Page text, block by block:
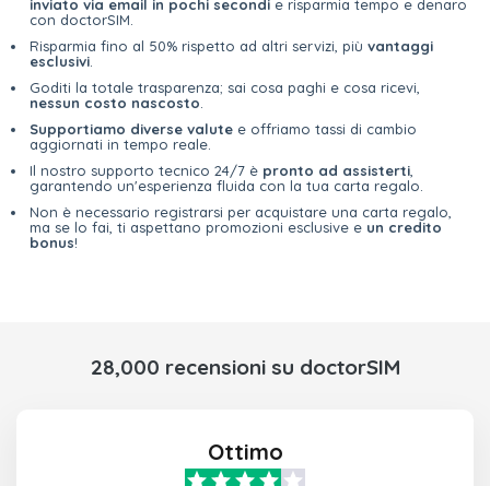
inviato via email in pochi secondi e risparmia tempo e denaro
con doctorSIM.
Risparmia fino al 50% rispetto ad altri servizi, più vantaggi
esclusivi
Goditi la totale trasparenza; sai cosa paghi e cosa ricevi,
nessun costo nascosto
Supportiamo diverse valute e offriamo tassi di cambio
aggiornati in tempo reale.
Il nostro supporto tecnico 24/7 è pronto ad assisterti
garantendo un'esperienza fluida con la tua carta regalo.
Non è necessario registrarsi per acquistare una carta regalo,
ma se lo fai, ti aspettano promozioni esclusive e un credito
bonus!
28,000 recensioni su doctorSIM
Ottimo